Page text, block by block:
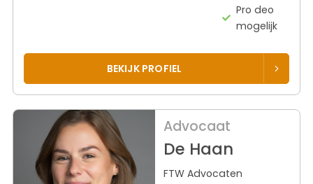
Pro deo
mogelijk
BEKIJK PROFIEL
Advocaat
De Haan
FTW Advocaten